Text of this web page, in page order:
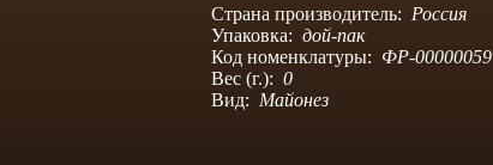
Страна производитель: Россия
Упаковка: дой-пак
Код номенклатуры: ФР-00000059
Вес (г.): 0
Вид: Майонез